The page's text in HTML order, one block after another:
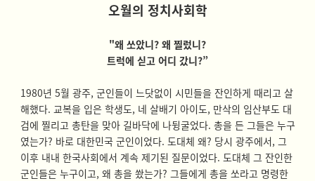
오월의 정치사회학
"왜 쏘았니? 왜 찔렀니?
트럭에 싣고 어디 갔니?”
1980년 5월 광주, 군인들이 느닷없이 시민들을 잔인하게 때리고 살
해했다. 교복을 입은 학생도, 네 살배기 아이도, 만삭의 임산부도 대
검에 찔리고 총탄을 맞아 길바닥에 나뒹굴었다. 총을 든 그들은 누구
였는가? 바로 대한민국 군인이었다. 도대체 왜? 당시 광주에서, 그
이후 내내 한국사회에서 계속 제기된 질문이었다. 도대체 그 잔인한
군인들은 누구이고, 왜 총을 쐈는가? 그들에게 총을 쏘라고 명령한